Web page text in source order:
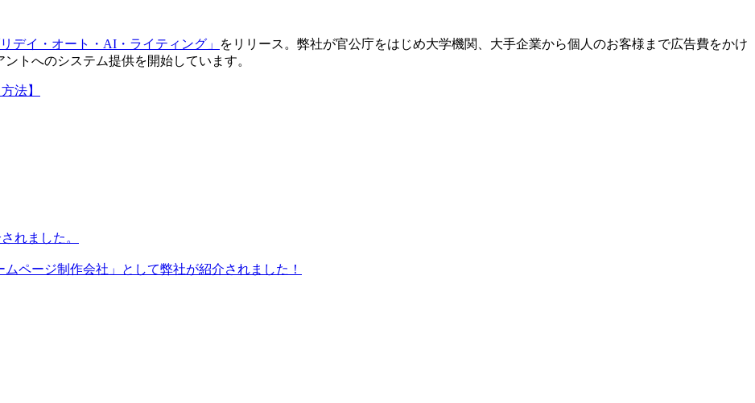
デイ・オート・AI・ライティング」
をリリース。弊社が官公庁をはじめ大学機関、大手企業から個人のお客様まで広告費をかけ
トへのシステム提供を開始しています。
法】
れました。
ページ制作会社」として弊社が紹介されました！